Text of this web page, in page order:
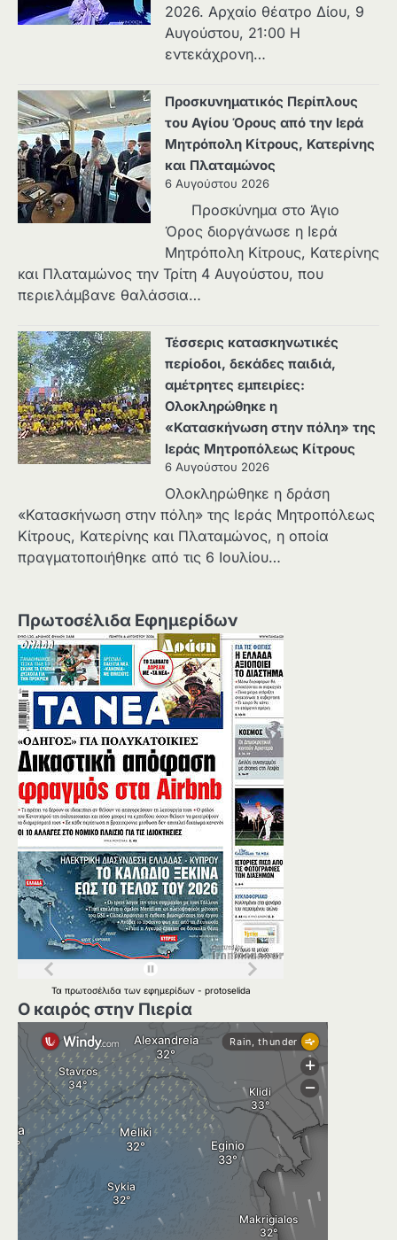
2026. Αρχαίο θέατρο Δίου, 9
Αυγούστου, 21:00 Η
εντεκάχρονη…
Προσκυνηματικός Περίπλους
του Αγίου Όρους από την Ιερά
Μητρόπολη Κίτρους, Κατερίνης
και Πλαταμώνος
6 Αυγούστου 2026
Προσκύνημα στο Άγιο
Όρος διοργάνωσε η Ιερά
Μητρόπολη Κίτρους, Κατερίνης
και Πλαταμώνος την Τρίτη 4 Αυγούστου, που
περιελάμβανε θαλάσσια…
Τέσσερις κατασκηνωτικές
περίοδοι, δεκάδες παιδιά,
αμέτρητες εμπειρίες:
Ολοκληρώθηκε η
«Κατασκήνωση στην πόλη» της
Ιεράς Μητροπόλεως Κίτρους
6 Αυγούστου 2026
Ολοκληρώθηκε η δράση
«Κατασκήνωση στην πόλη» της Ιεράς Μητροπόλεως
Κίτρους, Κατερίνης και Πλαταμώνος, η οποία
πραγματοποιήθηκε από τις 6 Ιουλίου…
Πρωτοσέλιδα Εφημερίδων
Τα πρωτοσέλιδα των εφημερίδων - protoselida
Ο καιρός στην Πιερία